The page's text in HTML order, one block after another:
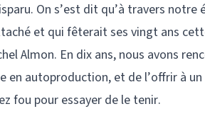
On s’est dit qu’à travers notre
et qui fêterait ses vingt ans
Almon. En dix ans, nous avons
autoproduction, et de l’offrir à un
fou pour essayer de le tenir.